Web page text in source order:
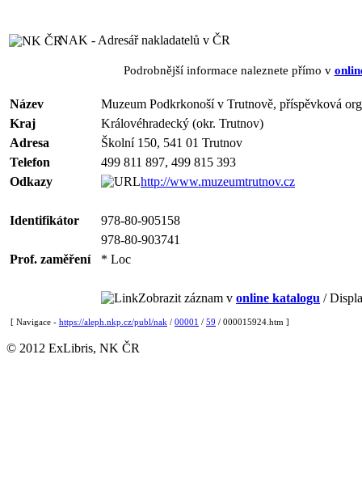
NAK - Adresář nakladatelů v ČR
Podrobnější informace naleznete přímo v
Název
Muzeum Podkrkonoší v Trutnově, příspěvková
Kraj
Královéhradecký (okr. Trutnov)
Adresa
Školní 150, 541 01 Trutnov
Telefon
499 811 897, 499 815 393
Odkazy
http://www.muzeumtrutnov.cz
Identifikátor
978-80-905158
978-80-903741
Prof. zaměření
* Loc
Zobrazit záznam v online katalogu /
[ Navigace - https://aleph.nkp.cz/publ/nak / 00001 / 59 / 000015924.htm ]
© 2012 ExLibris, NK ČR